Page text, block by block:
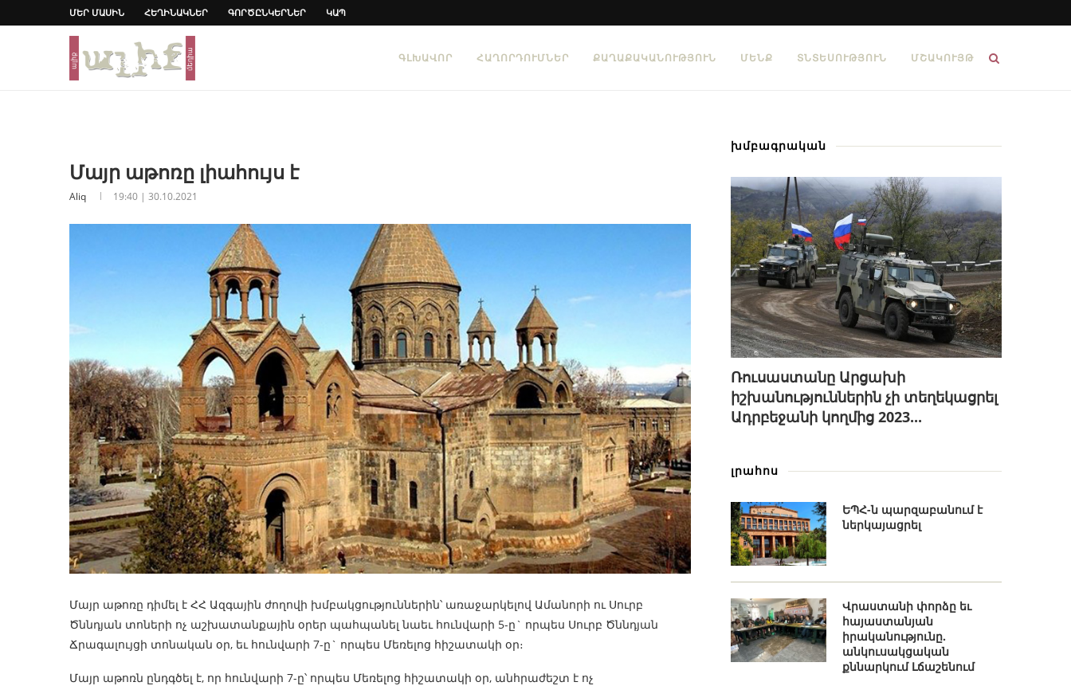
ՄԵՐ ՄԱՍԻՆ ՀԵՂԻՆԱԿՆԵՐ ԳՈՐԾԸՆԿԵՐՆԵՐ ԿԱՊ
ԳԼԽԱՎՈՐ ՀԱՂՈՐԴՈՒՄՆԵՐ ՔԱՂԱՔԱԿԱՆՈՒԹՅՈՒՆ ՄԵՆՔ ՏՆՏԵՍՈՒԹՅՈՒՆ ՄՇԱԿՈՒՅԹ
Մայր աթոռը լիահույս է
Aliq 19:40 | 30.10.2021
Մայր աթոռը դիմել է ՀՀ Ազգային ժողովի խմբակցություններին՝ առաջարկելով Ամանորի ու Սուրբ
Ծննդյան տոների ոչ աշխատանքային օրեր պահպանել նաեւ հունվարի 5-ը` որպես Սուրբ Ծննդյան
Ճրագալույցի տոնական օր, եւ հունվարի 7-ը` որպես Մեռելոց հիշատակի օր։
Մայր աթոռն ընդգծել է, որ հունվարի 7-ը՝ որպես Մեռելոց հիշատակի օր, անհրաժեշտ է ոչ
խմբագրական
Ռուսաստանը Արցախի
իշխանություններին չի տեղեկացրել
Ադրբեջանի կողմից 2023...
լրահոս
ԵՊՀ-ն պարզաբանում է
ներկայացրել
Վրաստանի փորձը եւ
հայաստանյան
իրականությունը.
անկուսակցական
քննարկում Լճաշենում